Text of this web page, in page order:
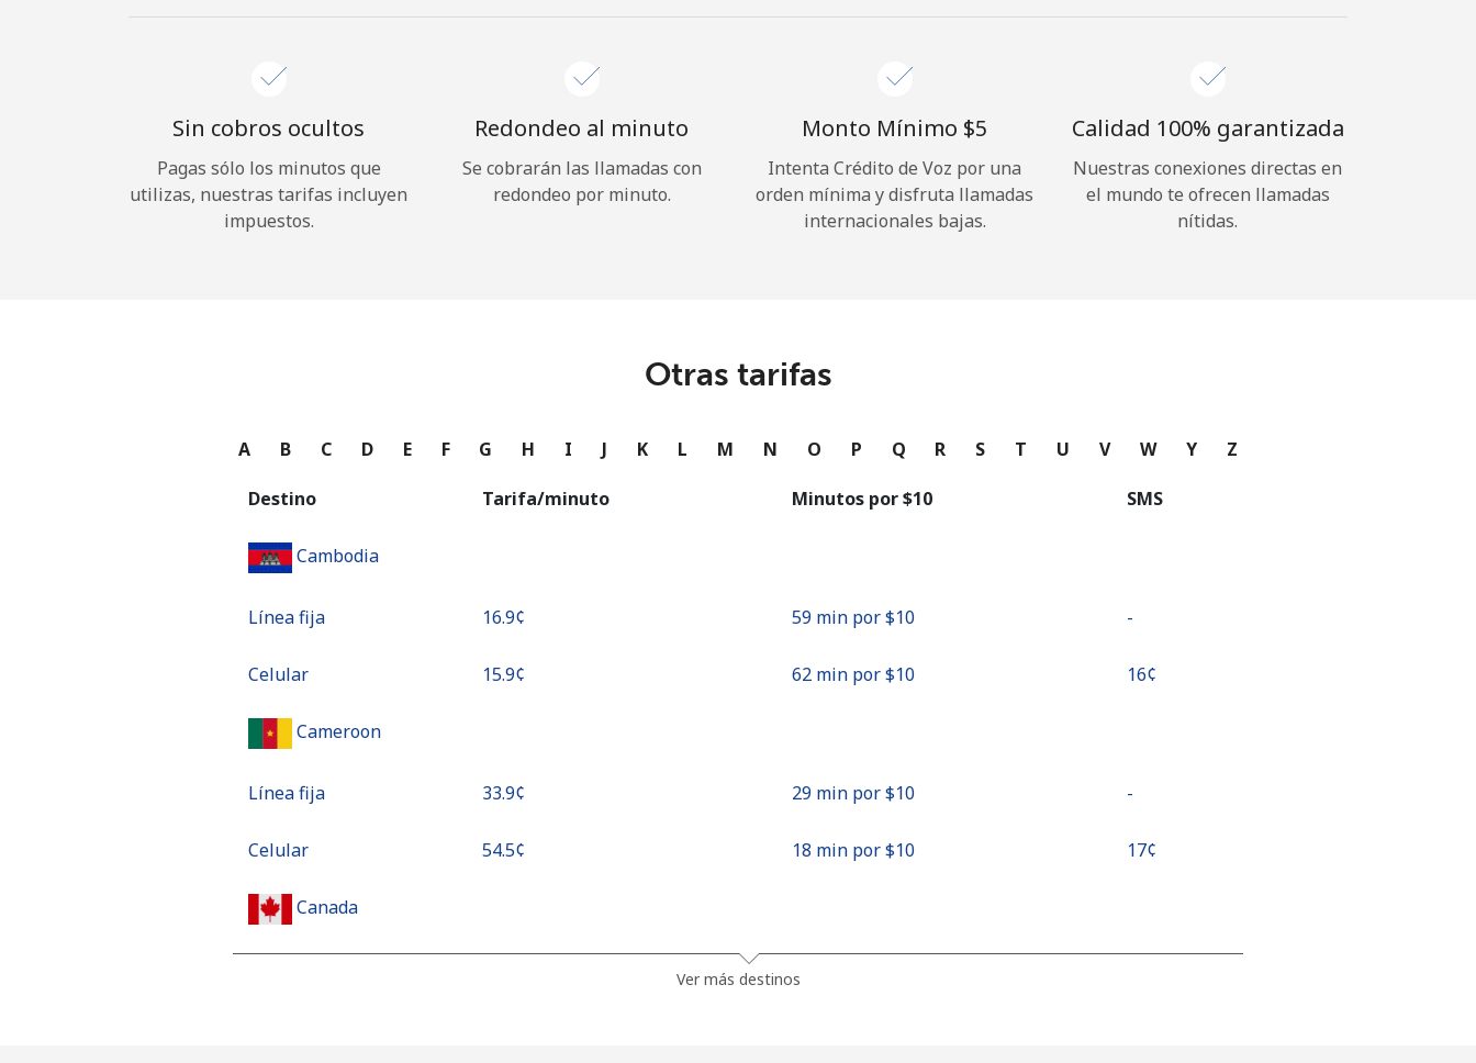
¿Olvidaste tu contraseña? →
Continuar con
Sin cobros ocultos
Pagas sólo los minutos que
utilizas, nuestras tarifas incluyen
impuestos.
Redondeo al minuto
Se cobrarán las llamadas con
redondeo por minuto.
Monto Mínimo ⁦$5⁩
Intenta Crédito de Voz por una
orden mínima y disfruta llamadas
internacionales bajas.
Calidad 100% garantizada
Nuestras conexiones directas en
el mundo te ofrecen llamadas
nítidas.
Otras tarifas
A B C D E F G H I J K L M N O P Q R S T U V W Y Z
Destino Tarifa/minuto Minutos por ⁦$10⁩ SMS
Cambodia
Línea fija ⁦16.9¢⁩ 59 min por ⁦$10⁩ -
Celular ⁦15.9¢⁩ 62 min por ⁦$10⁩ ⁦16¢⁩
Cameroon
Línea fija ⁦33.9¢⁩ 29 min por ⁦$10⁩ -
Celular ⁦54.5¢⁩ 18 min por ⁦$10⁩ ⁦17¢⁩
Canada
Ver más destinos